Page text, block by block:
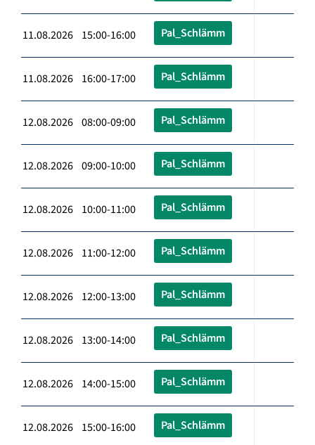
11.08.2026 15:00-16:00 Pal_Schlämm
11.08.2026 16:00-17:00 Pal_Schlämm
12.08.2026 08:00-09:00 Pal_Schlämm
12.08.2026 09:00-10:00 Pal_Schlämm
12.08.2026 10:00-11:00 Pal_Schlämm
12.08.2026 11:00-12:00 Pal_Schlämm
12.08.2026 12:00-13:00 Pal_Schlämm
12.08.2026 13:00-14:00 Pal_Schlämm
12.08.2026 14:00-15:00 Pal_Schlämm
12.08.2026 15:00-16:00 Pal_Schlämm